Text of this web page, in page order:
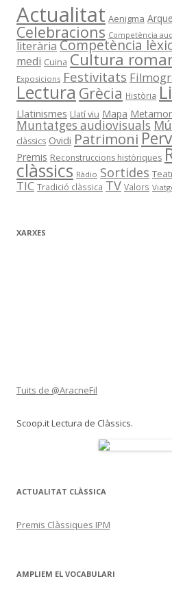
Actualitat Aenigma
Celebracions Competència
literària Competència
medi Cuina Cultura
Exposicions Festivitats
Lectura Grècia Història
Llatinismes Llatí viu Mapa
Muntatges audiovisuals
clàssics Ovidi Patrimoni
Premis Reconstruccions històriques
clàssics Ràdio Sortides
TIC Tradició clàssica TV Valors
XARXES
Tuits de @AracneFil
Scoop.it Lectura de Clàssics.
ACTUALITAT CLÀSSICA
Premis Clàssiques IPM
AMPLIEM EL VOCABULARI